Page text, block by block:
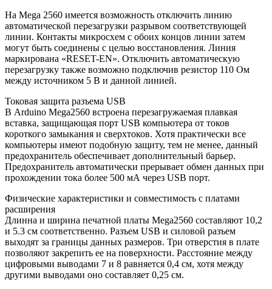
На Mega 2560 имеется возможность отключить линию
автоматической перезагрузки разрывом соответствующей
линии. Контакты микросхем с обоих концов линии затем
могут быть соединены с целью восстановления. Линия
маркирована «RESET-EN». Отключить автоматическую
перезагрузку также возможно подключив резистор 110 Ом
между источником 5 В и данной линией.
Токовая защита разъема USB
В Arduino Mega2560 встроена перезагружаемая плавкая
вставка, защищающая порт USB компьютера от токов
короткого замыкания и сверхтоков. Хотя практически все
компьютеры имеют подобную защиту, тем не менее, данный
предохранитель обеспечивает дополнительный барьер.
Предохранитель автоматически прерывает обмен данных при
прохождении тока более 500 мА через USB порт.
Физические характеристики и совместимость с платами
расширения
Длинна и ширина печатной платы Mega2560 составляют 10,2
и 5.3 см соответственно. Разъем USB и силовой разъем
выходят за границы данных размеров. Три отверстия в плате
позволяют закрепить ее на поверхности. Расстояние между
цифровыми выводами 7 и 8 равняется 0,4 см, хотя между
другими выводами оно составляет 0,25 см.